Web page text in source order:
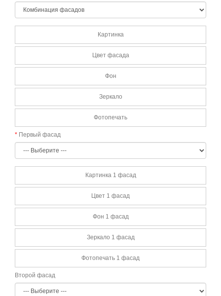
Картинка
Цвет фасада
Фон
Зеркало
Фотопечать
Первый фасад
Картинка 1 фасад
Цвет 1 фасад
Фон 1 фасад
Зеркало 1 фасад
Фотопечать 1 фасад
Второй фасад